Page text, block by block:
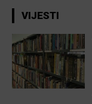
VIJESTI